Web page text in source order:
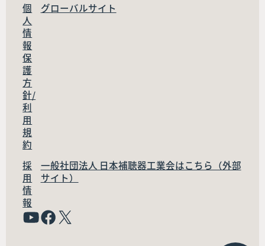
個
人
情
報
保
護
方
針/
利
用
規
約
グローバルサイト
採
用
情
報
一般社団法人 日本補聴器工業会はこちら（外部
サイト）